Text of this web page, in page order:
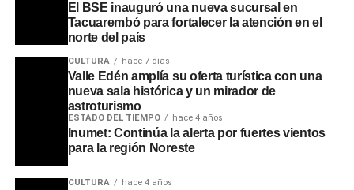
El BSE inauguró una nueva sucursal en
Tacuarembó para fortalecer la atención en el
norte del país
CULTURA hace 7 días
Valle Edén amplía su oferta turística con una
nueva sala histórica y un mirador de
astroturismo
ESTADO DEL TIEMPO hace 4 años
Inumet: Continúa la alerta por fuertes vientos
para la región Noreste
CULTURA hace 4 años